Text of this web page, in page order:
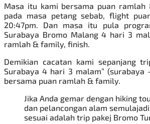
Masa itu kami bersama puan
pada masa petang sebab, flight
20:47pm. Dan masa itu pula
Surabaya Bromo Malang 4 hari 3
ramlah & family, finish.
Demikian cacatan kami sepanjang
Surabaya 4 hari 3 malam”(surabaya
bersama puan ramlah & family.
Jika Anda gemar dengan hiking
dan pelancongan alam
sesuai adalah trip pakej Bromo